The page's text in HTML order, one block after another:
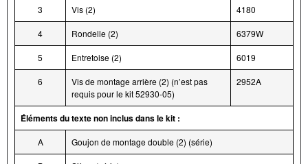
3 Vis (2) 4180
4 Rondelle (2) 6379W
5 Entretoise (2) 6019
6
Vis de montage arrière (2) (n’est pas
requis pour le kit 52930-05)
2952A
Éléments du texte non inclus dans le kit :
A Goujon de montage double (2) (série)